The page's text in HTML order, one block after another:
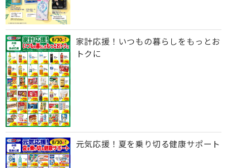
家計応援！いつもの暮らしをもっとお
トクに
元気応援！夏を乗り切る健康サポート